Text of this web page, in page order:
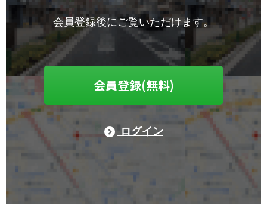
会員登録後にご覧いただけます。
会員登録(無料)
ログイン